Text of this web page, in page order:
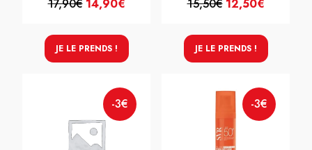
17,90€ 14,90€
JE LE PRENDS !
15,50€ 12,50€
JE LE PRENDS !
-3€ -3€